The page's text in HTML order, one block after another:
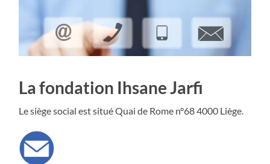
La fondation Ihsane Jarfi
Le siège social est situé Quai de Rome n°68 4000 Liège.